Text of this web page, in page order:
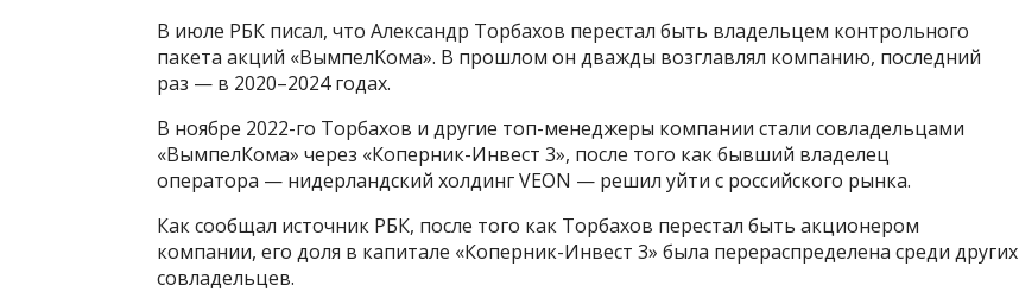
В июле РБК писал, что Александр Торбахов перестал быть владельцем контрольного
пакета акций «ВымпелKома». В прошлом он дважды возглавлял компанию, последний
раз — в 2020–2024 годах.
В ноябре 2022-го Торбахов и другие топ-менеджеры компании стали совладельцами
«ВымпелКома» через «Коперник-Инвест 3», после того как бывший владелец
оператора — нидерландский холдинг VEON — решил уйти с российского рынка.
Как сообщал источник РБК, после того как Торбахов перестал быть акционером
компании, его доля в капитале «Коперник-Инвест 3» была перераспределена среди других
совладельцев.